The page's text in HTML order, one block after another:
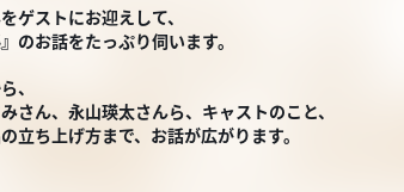
ゲストにお迎えして、
のお話をたっぷり伺います。
、
さん、永山瑛太さんら、キャストのこと、
立ち上げ方まで、お話が広がります。